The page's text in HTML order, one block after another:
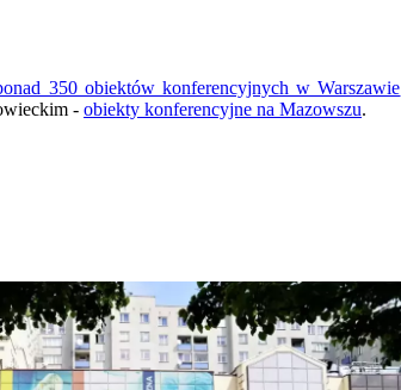
350 obiektów konferencyjnych w Warszawie
- obiekty konferencyjne na Mazowszu.